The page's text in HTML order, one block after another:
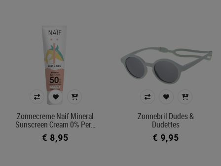
In voorraad
Ecocheque artikelen
Belgisch product
Filters toepassen
Zonnecreme Naif Mineral
Sunscreen Cream 0% Per…
€ 8,95
Zonnebril Dudes &
Dudettes
€ 9,95